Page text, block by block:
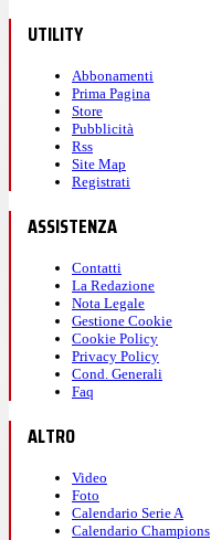
UTILITY
Abbonamenti
Prima Pagina
Store
Pubblicità
Rss
Site Map
Registrati
ASSISTENZA
Contatti
La Redazione
Nota Legale
Gestione Cookie
Cookie Policy
Privacy Policy
Cond. Generali
Faq
ALTRO
Video
Foto
Calendario Serie A
Calendario Champions